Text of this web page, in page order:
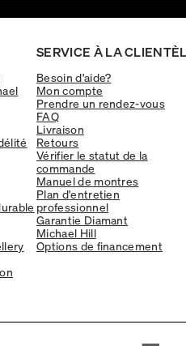
SERVICE À LA
Besoin d'aide?
Mon compte
Prendre un rendez-vous
FAQ
Livraison
Retours
Vérifier le statut de la
commande
Manuel de montres
Plan d'entretien
professionnel
Garantie Diamant
Michael Hill
Options de financement